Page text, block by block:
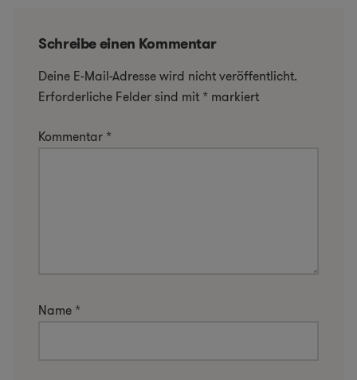
Schreibe einen Kommentar
Deine E-Mail-Adresse wird nicht veröffentlicht.
Erforderliche Felder sind mit * markiert
Kommentar *
Name *